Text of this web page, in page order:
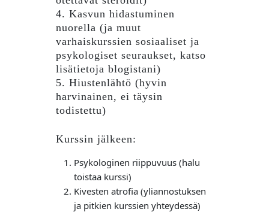
4. Kasvun hidastuminen
nuorella (ja muut
varhaiskurssien sosiaaliset ja
psykologiset seuraukset, katso
lisätietoja blogistani)
5. Hiustenlähtö (hyvin
harvinainen, ei täysin
todistettu)
Kurssin jälkeen:
Psykologinen riippuvuus (halu
toistaa kurssi)
Kivesten atrofia (yliannostuksen
ja pitkien kurssien yhteydessä)